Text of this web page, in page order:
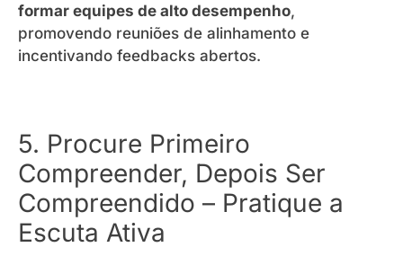
formar equipes de alto desempenho,
promovendo reuniões de alinhamento e
incentivando feedbacks abertos.
5. Procure Primeiro
Compreender, Depois Ser
Compreendido – Pratique a
Escuta Ativa